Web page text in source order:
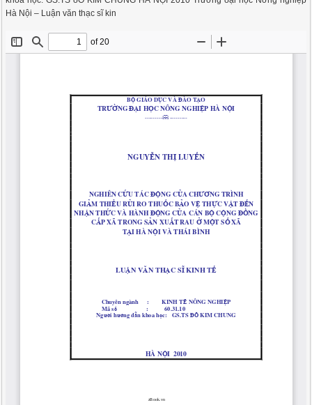
Hà Nội – Luận văn thạc sĩ kin